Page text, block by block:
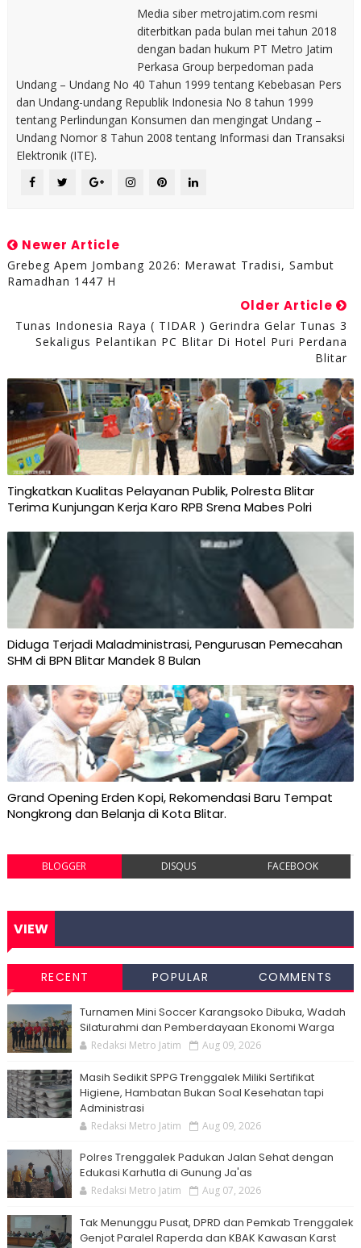
Media siber metrojatim.com resmi
diterbitkan pada bulan mei tahun 2018
dengan badan hukum PT Metro Jatim
Perkasa Group berpedoman pada
Undang – Undang No 40 Tahun 1999 tentang Kebebasan Pers
dan Undang-undang Republik Indonesia No 8 tahun 1999
tentang Perlindungan Konsumen dan mengingat Undang –
Undang Nomor 8 Tahun 2008 tentang Informasi dan Transaksi
Elektronik (ITE).
Newer Article
Grebeg Apem Jombang 2026: Merawat Tradisi, Sambut
Ramadhan 1447 H
Older Article
Tunas Indonesia Raya ( TIDAR ) Gerindra Gelar Tunas 3
Sekaligus Pelantikan PC Blitar Di Hotel Puri Perdana
Blitar
Tingkatkan Kualitas Pelayanan Publik, Polresta Blitar
Terima Kunjungan Kerja Karo RPB Srena Mabes Polri
Diduga Terjadi Maladministrasi, Pengurusan Pemecahan
SHM di BPN Blitar Mandek 8 Bulan
Grand Opening Erden Kopi, Rekomendasi Baru Tempat
Nongkrong dan Belanja di Kota Blitar.
BLOGGER DISQUS FACEBOOK
VIEW
RECENT POPULAR COMMENTS
Turnamen Mini Soccer Karangsoko Dibuka, Wadah
Silaturahmi dan Pemberdayaan Ekonomi Warga
Redaksi Metro Jatim Aug 09, 2026
Masih Sedikit SPPG Trenggalek Miliki Sertifikat
Higiene, Hambatan Bukan Soal Kesehatan tapi
Administrasi
Redaksi Metro Jatim Aug 09, 2026
Polres Trenggalek Padukan Jalan Sehat dengan
Edukasi Karhutla di Gunung Ja'as
Redaksi Metro Jatim Aug 07, 2026
Tak Menunggu Pusat, DPRD dan Pemkab Trenggalek
Genjot Paralel Raperda dan KBAK Kawasan Karst